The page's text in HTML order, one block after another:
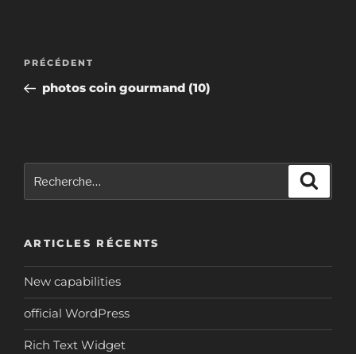
Navigation
l’article
Article
précédent
PRÉCÉDENT
photos coin gourmand (10)
pour
ARTICLES RÉCENTS
New capabilities
official WordPress
Rich Text Widget